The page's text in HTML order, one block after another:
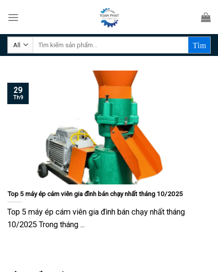
Tìm
Top 5 máy ép cám viên gia đình bán chạy nhất tháng 10/2025
Top 5 máy ép cám viên gia đình bán chạy nhất tháng
10/2025 Trong tháng ...
29
Th9